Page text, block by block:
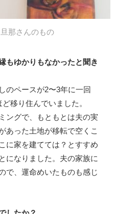
那さんのもの
ゆかりもなかったと聞き
のペースが2〜3年に一回
移り住んでいました。
ングで、もともとは夫の実
あった土地が移転で空くこ
に家を建てては？とすすめ
になりました。夫の家族に
で、運命めいたものも感じ